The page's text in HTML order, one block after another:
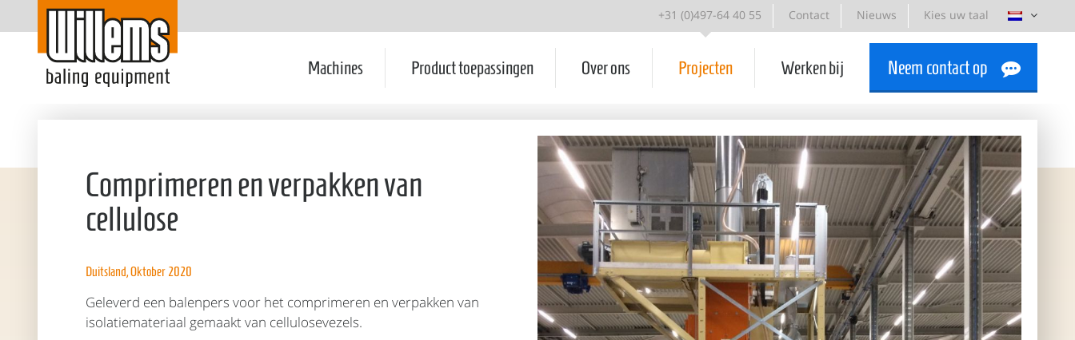
+31 (0)497-64 40 55 Contact Nieuws Kies uw taal
Machines Product toepassingen Over ons Projecten Werken bij Neem contact op
Comprimeren en verpakken van
cellulose
Duitsland, Oktober 2020
Geleverd een balenpers voor het comprimeren en verpakken van
isolatiemateriaal gemaakt van cellulosevezels.